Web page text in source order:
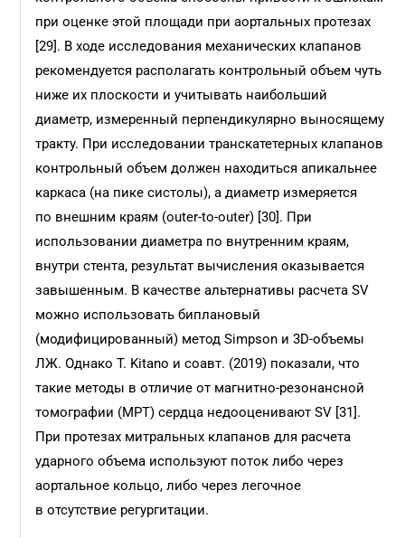
при оценке этой площади при аортальных протезах
[29]. В ходе исследования механических клапанов
рекомендуется располагать контрольный объем чуть
ниже их плоскости и учитывать наибольший
диаметр, измеренный перпендикулярно выносящему
тракту. При исследовании транскатетерных клапанов
контрольный объем должен находиться апикальнее
каркаса (на пике систолы), а диаметр измеряется
по внешним краям (outer-to-outer) [30]. При
использовании диаметра по внутренним краям,
внутри стента, результат вычисления оказывается
завышенным. В качестве альтернативы расчета SV
можно использовать биплановый
(модифицированный) метод Simpson и 3D-объемы
ЛЖ. Однако T. Kitano и соавт. (2019) показали, что
такие методы в отличие от магнитно-резонансной
томографии (МРТ) сердца недооценивают SV [31].
При протезах митральных клапанов для расчета
ударного объема используют поток либо через
аортальное кольцо, либо через легочное
в отсутствие регургитации.